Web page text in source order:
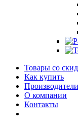
Товары со
Как купить
Производители
О компании
Контакты